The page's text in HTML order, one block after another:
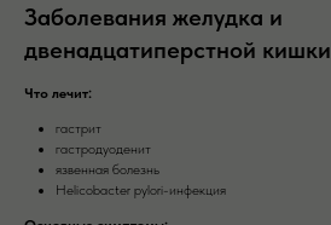
Заболевания желудка и
двенадцатиперстной кишки
Что лечит:
гастрит
гастродуоденит
язвенная болезнь
Helicobacter pylori-инфекция